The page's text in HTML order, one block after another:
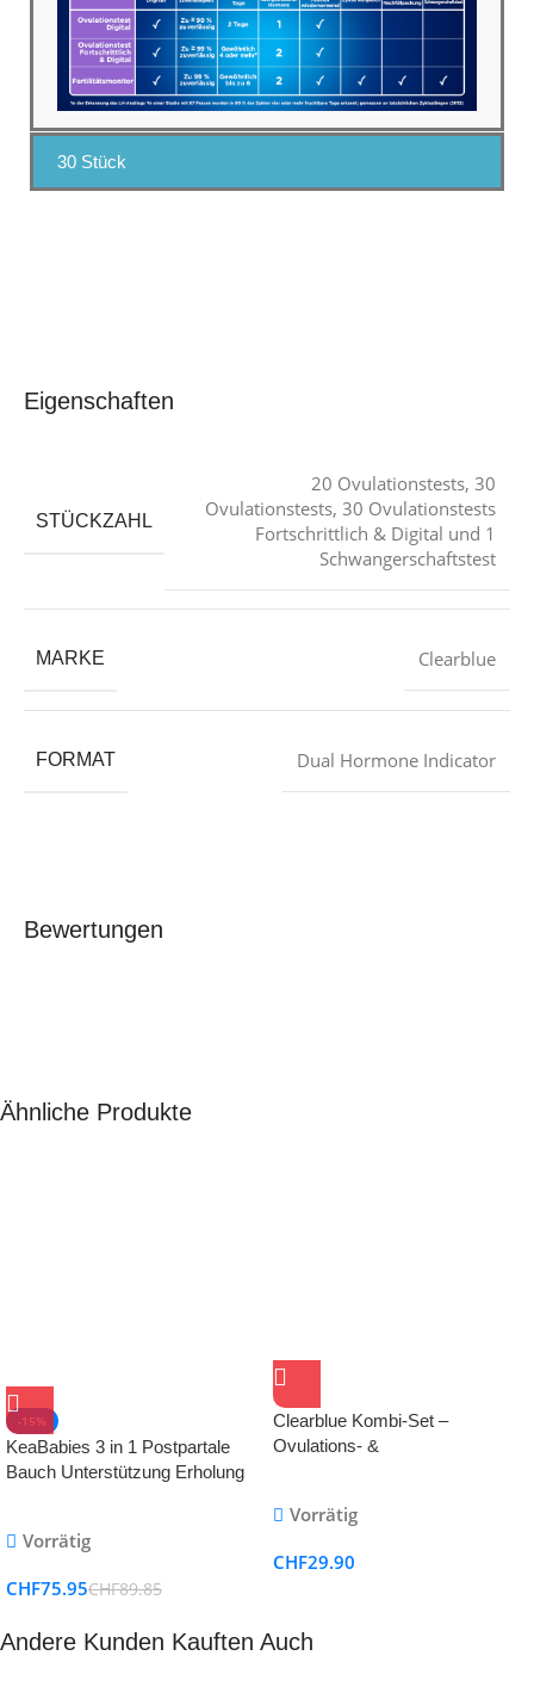
30 Stück
Eigenschaften
STÜCKZAHL
20 Ovulationstests, 30
Ovulationstests, 30 Ovulationstests
Fortschrittlich & Digital und 1
Schwangerschaftstest
MARKE ‎Clearblue
FORMAT ‎Dual Hormone Indicator
Bewertungen
Ähnliche Produkte
-15%
KeaBabies 3 in 1 Postpartale
Bauch Unterstützung Erholung
nach Geburt –
Vorrätig
CHF75.95CHF89.85
Clearblue Kombi-Set –
Ovulations- &
Vorrätig
CHF29.90
Andere Kunden Kauften Auch